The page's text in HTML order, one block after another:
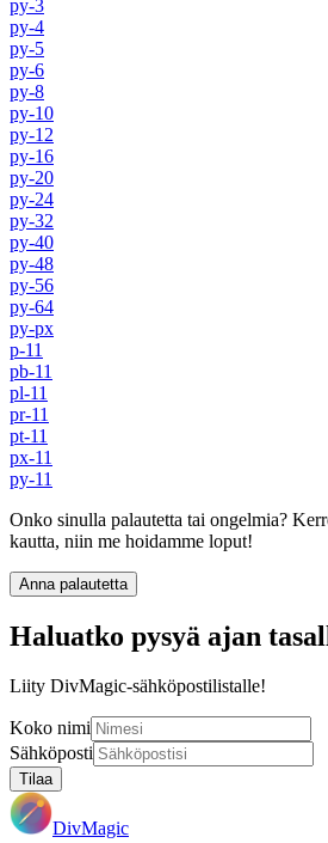
py-3
py-4
py-5
py-6
py-8
py-10
py-12
py-16
py-20
py-24
py-32
py-40
py-48
py-56
py-64
py-px
p-11
pb-11
pl-11
pr-11
pt-11
px-11
py-11
Onko sinulla palautetta tai ongelmia?
kautta, niin me hoidamme loput!
Anna palautetta
Haluatko pysyä ajan
Liity DivMagic-sähköpostilistalle!
Koko nimi
Sähköposti
Tilaa
DivMagic